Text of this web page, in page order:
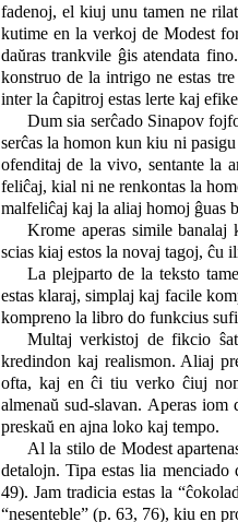
fadenoj, el kiuj unu tamen ne
kutime en la verkoj de Modest
daŭras trankvile ĝis atendata
konstruo de la intrigo ne estas
inter la ĉapitroj estas lerte kaj
Dum sia serĉado Sinapov
serĉas la homon kun kiu ni
ofenditaj de la vivo, sentante la
feliĉaj, kial ni ne renkontas la
malfeliĉaj kaj la aliaj homoj ĝuas
Krome aperas simile
scias kiaj estos la novaj tagoj, ĉu
La plejparto de la teksto
estas klaraj, simplaj kaj facile
kompreno la libro do funkcius
Multaj verkistoj de fikcio
kredindon kaj realismon. Aliaj
ofta, kaj en ĉi tiu verko ĉiuj
almenaŭ sud-slavan. Aperas
preskaŭ en ajna loko kaj tempo.
Al la stilo de Modest
detalojn. Tipa estas lia
49). Jam tradicia estas la
“nesenteble” (p. 63, 76), kiu en